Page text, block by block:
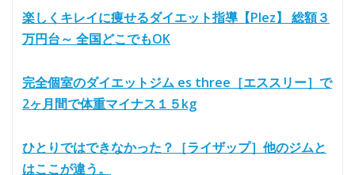
楽しくキレイに痩せるダイエット指導【Plez】 総額３
万円台～ 全国どこでもOK
完全個室のダイエットジム es three［エススリー］で
2ヶ月間で体重マイナス１５kg
ひとりではできなかった？［ライザップ］他のジムと
はここが違う。